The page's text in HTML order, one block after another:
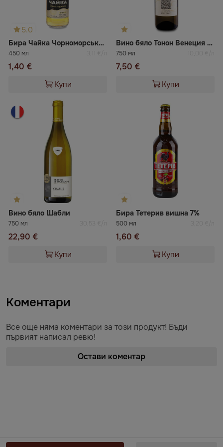
5.0
Бира Чайка Чорноморська меко
450 мл 3,11 €/л
1,40 €
Купи
Вино бяло Тонон Венеция Пино Гри
750 мл 10,00 €/л
7,50 €
Купи
Вино бяло Шабли
750 мл 30,53 €/л
22,90 €
Купи
Бира Тетерив вишна 7%
500 мл 3,20 €/л
1,60 €
Купи
Коментари
Все още няма коментари за този продукт! Бъди
първият написал ревю!
Остави коментар
Предоставяне на информация по чл. 55б, ал. 5 от Закона за въвеждане